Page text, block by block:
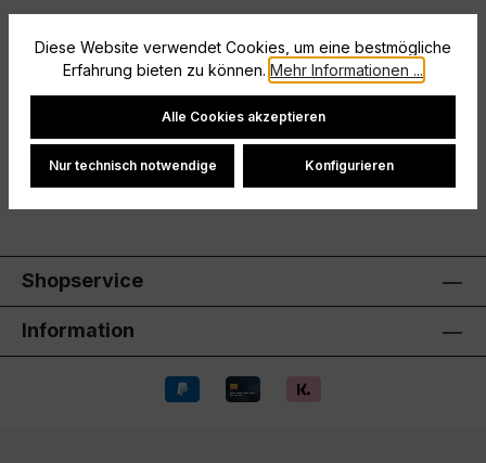
Sofern der Artikel veredelt wurde, ist dieser vom
Umtausch ausgeschlosse…Mehr
Bewertungen
Shopservice
Information
Diese Website verwendet Cookies, um eine bestmögliche
Erfahrung bieten zu können. Mehr Informationen ...
Cookie-Einstellungen
Alle Cookies akzeptieren
Nur technisch notwendige Konfigurieren